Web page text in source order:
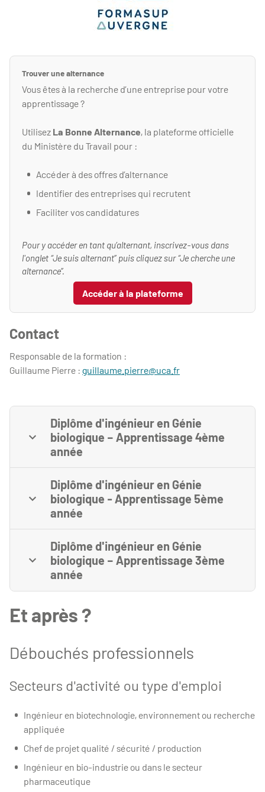
Trouver une alternance
Vous êtes à la recherche d’une entreprise pour votre
apprentissage ?
Utilisez La Bonne Alternance, la plateforme officielle
du Ministère du Travail pour :
Accéder à des offres d’alternance
Identifier des entreprises qui recrutent
Faciliter vos candidatures
Pour y accéder en tant qu’alternant, inscrivez-vous dans
l'onglet “Je suis alternant” puis cliquez sur “Je cherche une
alternance”.
Accéder à la plateforme
Contact
Responsable de la formation :
Guillaume Pierre : guillaume.pierre@uca.fr
Diplôme d'ingénieur en Génie
biologique – Apprentissage 4ème
année
Diplôme d'ingénieur en Génie
biologique - Apprentissage 5ème
année
Diplôme d'ingénieur en Génie
biologique – Apprentissage 3ème
année
Et après ?
Débouchés professionnels
Secteurs d'activité ou type d'emploi
Ingénieur en biotechnologie, environnement ou recherche
appliquée
Chef de projet qualité / sécurité / production
Ingénieur en bio-industrie ou dans le secteur
pharmaceutique